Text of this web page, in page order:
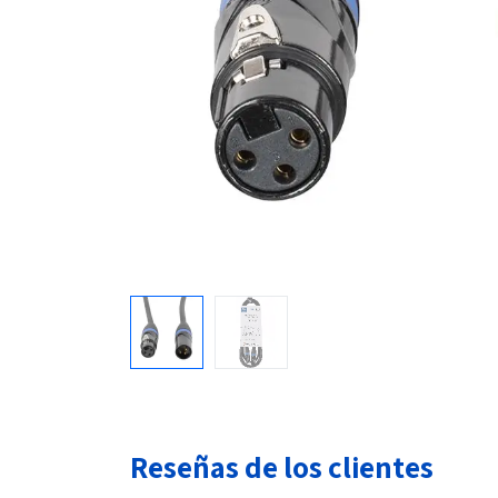
Reseñas de los clientes